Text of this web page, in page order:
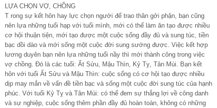
LỰA CHỌN VỢ, CHỒNG
T rong sự kết hôn hay lực chọn người để trao thân gởi phận, bạn cũng
nên lựa những tuổi hạp với tuổi mình, mới có thể làm ăn tạo được nhiều
cơ hội thuận tiện, mới tạo được một cuộc sống đầy đủ và sung túc, tiền
bạc dồi dào và mới sống một cuộc đời sung sướng được. Việc kết hợp
lương duyên bạn nên lựa những tuổi nầy thì mới thành công trong việc
vợ chồng. Đó là các tuổi: Ất Sửu, Mậu Thìn, Kỷ Tỵ, Tân Mùi. Bạn kết
hôn với tuổi Ất Sửu và Mậu Thìn: cuộc sống có cơ hội tạo được nhiều
dịp may mắn về vấn đề tiền bạc và sống một cuộc đời sung túc của hạnh
phúc. Với tuổi Kỷ Tỵ và Tân Mùi: có thể đem sự thắng lợi về công danh
và sự nghiệp, cuộc sống thêm phần đầy đủ hoàn toàn, không có những